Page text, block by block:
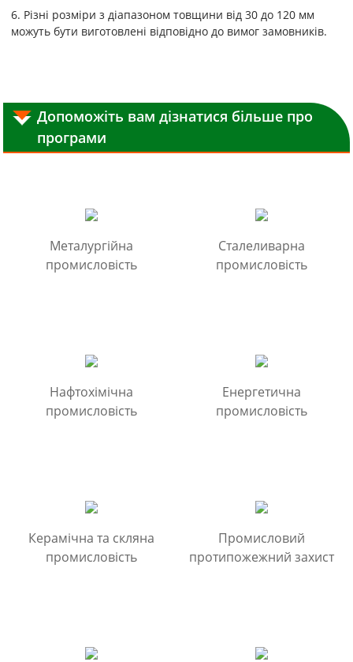
6. Різні розміри з діапазоном товщини від 30 до 120 мм
можуть бути виготовлені відповідно до вимог замовників.
Допоможіть вам дізнатися більше про
програми
Металургійна
промисловість
Сталеливарна
промисловість
Нафтохімічна
промисловість
Енергетична
промисловість
Керамічна та скляна
промисловість
Промисловий
протипожежний захист